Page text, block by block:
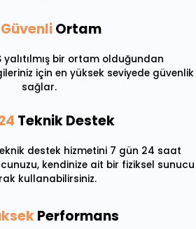
GüvenliOrtam
yalıtılmış bir ortam olduğundan
için en yüksek seviyede güvenlik
sağlar.
Teknik Destek
destek hizmetini 7 gün 24 saat
kendinize ait bir fiziksel sunucu
kullanabilirsiniz.
Performans